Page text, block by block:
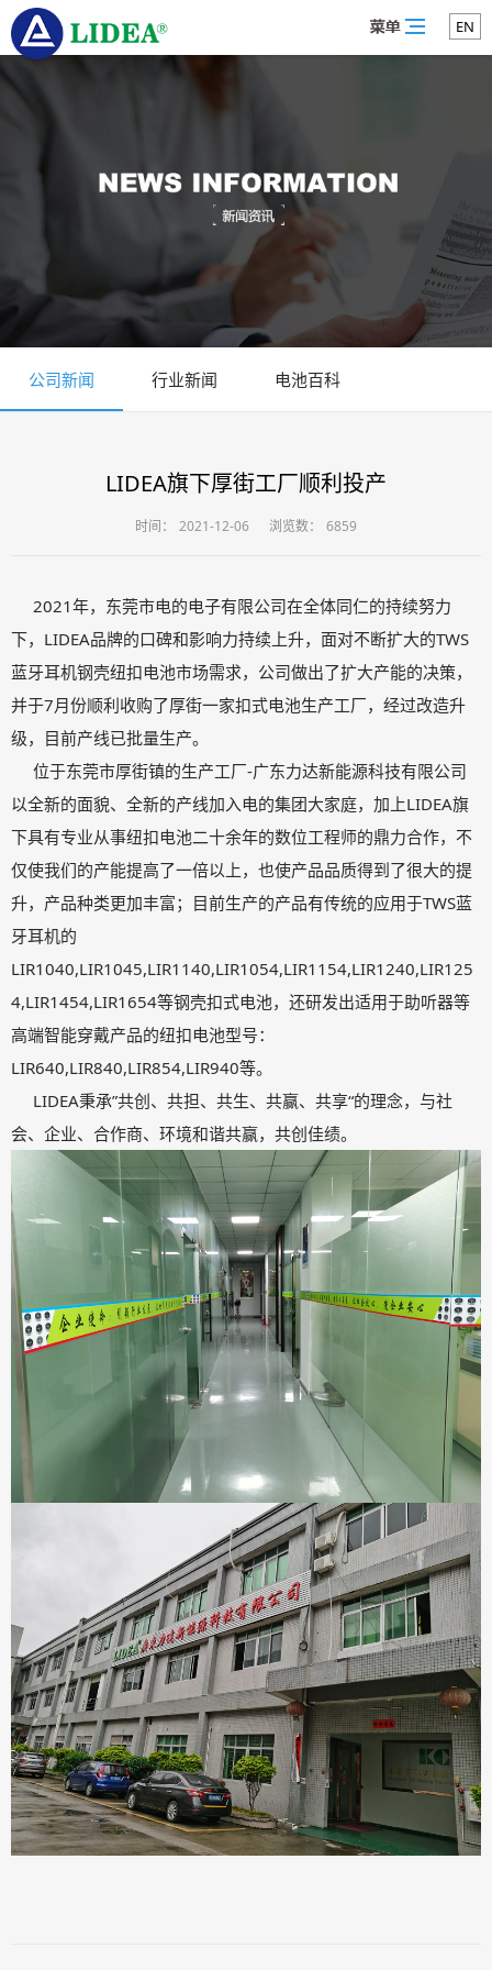
EN
公司新闻 行业新闻 电池百科
LIDEA旗下厚街工厂顺利投产
时间： 2021-12-06 浏览数： 6859
2021年，东莞市电的电子有限公司在全体同仁的持续努力
下，LIDEA品牌的口碑和影响力持续上升，面对不断扩大的TWS
蓝牙耳机钢壳纽扣电池市场需求，公司做出了扩大产能的决策，
并于7月份顺利收购了厚街一家扣式电池生产工厂，经过改造升
级，目前产线已批量生产。
位于东莞市厚街镇的生产工厂-广东力达新能源科技有限公司
以全新的面貌、全新的产线加入电的集团大家庭，加上LIDEA旗
下具有专业从事纽扣电池二十余年的数位工程师的鼎力合作，不
仅使我们的产能提高了一倍以上，也使产品品质得到了很大的提
升，产品种类更加丰富；目前生产的产品有传统的应用于TWS蓝
牙耳机的
LIR1040,LIR1045,LIR1140,LIR1054,LIR1154,LIR1240,LIR125
4,LIR1454,LIR1654等钢壳扣式电池，还研发出适用于助听器等
高端智能穿戴产品的纽扣电池型号：
LIR640,LIR840,LIR854,LIR940等。
LIDEA秉承”共创、共担、共生、共赢、共享“的理念，与社
会、企业、合作商、环境和谐共赢，共创佳绩。